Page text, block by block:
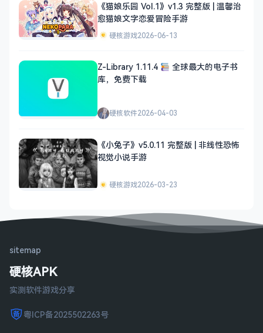
《猫娘乐园 Vol.1》v1.3 完整版 | 温馨治
愈猫娘文字恋爱冒险手游
硬核游戏2026-06-13
Z-Library 1.11.4
全球最大的电子书
库，免费下载
硬核软件2026-04-03
《小兔子》v5.0.11 完整版 | 非线性恐怖
视觉小说手游
硬核游戏2026-03-23
sitemap
硬核APK
实测软件游戏分享
粤ICP备2025502263号